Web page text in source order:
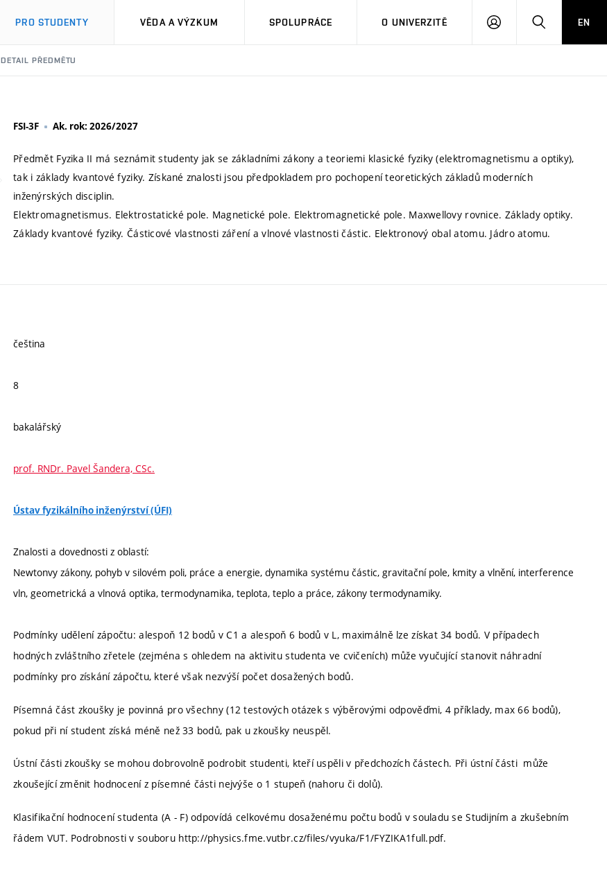
PRO STUDENTY VĚDA A VÝZKUM SPOLUPRÁCE O UNIVERZITĚ
PŘIHLÁSIT HLEDATEN
DETAIL PŘEDMĚTU
FSI-3F Ak. rok: 2026/2027
Předmět Fyzika II má seznámit studenty jak se základními zákony a teoriemi klasické fyziky (elektromagnetismu a optiky),
tak i základy kvantové fyziky. Získané znalosti jsou předpokladem pro pochopení teoretických základů moderních
inženýrských disciplin.
Elektromagnetismus. Elektrostatické pole. Magnetické pole. Elektromagnetické pole. Maxwellovy rovnice. Základy optiky.
Základy kvantové fyziky. Částicové vlastnosti záření a vlnové vlastnosti částic. Elektronový obal atomu. Jádro atomu.
čeština
8
bakalářský
prof. RNDr. Pavel Šandera, CSc.
Ústav fyzikálního inženýrství (ÚFI)
Znalosti a dovednosti z oblastí:
Newtonvy zákony, pohyb v silovém poli, práce a energie, dynamika systému částic, gravitační pole, kmity a vlnění, interference
vln, geometrická a vlnová optika, termodynamika, teplota, teplo a práce, zákony termodynamiky.
Podmínky udělení zápočtu: alespoň 12 bodů v C1 a alespoň 6 bodů v L, maximálně lze získat 34 bodů. V případech
hodných zvláštního zřetele (zejména s ohledem na aktivitu studenta ve cvičeních) může vyučující stanovit náhradní
podmínky pro získání zápočtu, které však nezvýší počet dosažených bodů.
Písemná část zkoušky je povinná pro všechny (12 testových otázek s výběrovými odpověďmi, 4 příklady, max 66 bodů),
pokud při ní student získá méně než 33 bodů, pak u zkoušky neuspěl.
Ústní části zkoušky se mohou dobrovolně podrobit studenti, kteří uspěli v předchozích částech. Při ústní části může
zkoušející změnit hodnocení z písemné části nejvýše o 1 stupeň (nahoru či dolů).
Klasifikační hodnocení studenta (A - F) odpovídá celkovému dosaženému počtu bodů v souladu se Studijním a zkušebním
řádem VUT. Podrobnosti v souboru http://physics.fme.vutbr.cz/files/vyuka/F1/FYZIKA1full.pdf.